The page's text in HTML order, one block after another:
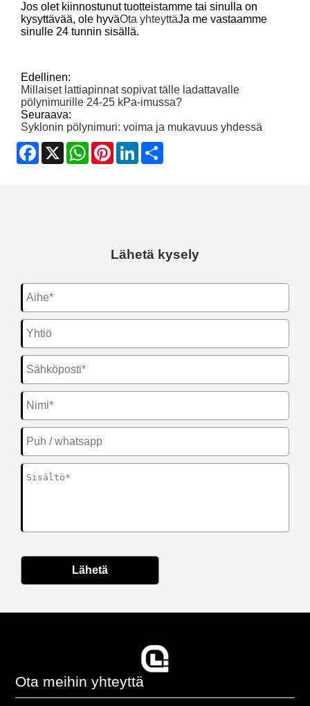
Jos olet kiinnostunut tuotteistamme tai sinulla on
kysyttävää, ole hyväOta yhteyttäJa me vastaamme
sinulle 24 tunnin sisällä.
Edellinen:
Millaiset lattiapinnat sopivat tälle ladattavalle
pölynimurille 24-25 kPa-imussa?
Seuraava:
Syklonin pölynimuri: voima ja mukavuus yhdessä
Facebook
X WhatsApp
PinterestLinkedIn
Lähetä kysely
Lähetä
Ota meihin yhteyttä